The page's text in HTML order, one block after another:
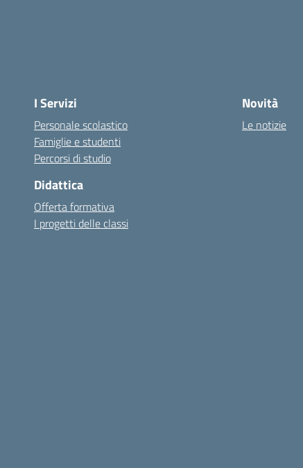
I Servizi
Personale scolastico
Famiglie e studenti
Percorsi di studio
Didattica
Offerta formativa
I progetti delle classi
Novità
Le notizie